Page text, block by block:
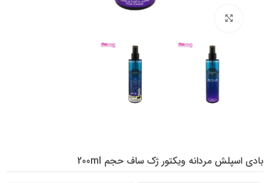
بادی اسپلش مردانه ویکتور ژک ساف حجم 200ml